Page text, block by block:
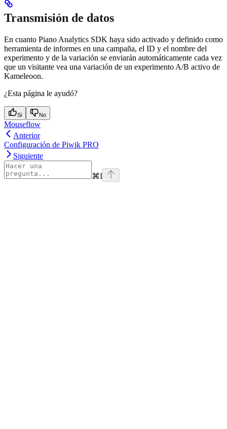
Transmisión de datos
En cuanto Piano Analytics SDK haya sido activado y definido como
herramienta de informes en una campaña, el ID y el nombre del
experimento y de la variación se enviarán automáticamente cada vez
que un visitante vea una variación de un experimento A/B activo de
Kameleoon.
¿Esta página le ayudó?
Si No
Mouseflow
Anterior
Configuración de Piwik PRO
Siguiente
⌘I